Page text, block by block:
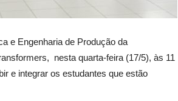
e Engenharia de Produção da
nesta quarta-feira (17/5), às 11
e integrar os estudantes que estão